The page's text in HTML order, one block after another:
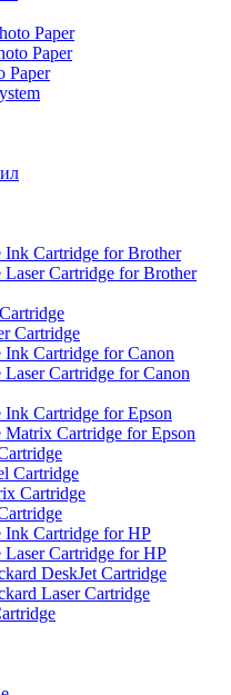
Paper
Paper
Paper
Ink Cartridge for Brother
Laser Cartridge for Brother
Cartridge
Ink Cartridge for Canon
Laser Cartridge for Canon
Ink Cartridge for Epson
Matrix Cartridge for Epson
Cartridge
Cartridge
Ink Cartridge for HP
Laser Cartridge for HP
DeskJet Cartridge
Laser Cartridge